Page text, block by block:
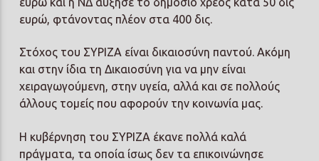
ευρώ, φτάνοντας πλέον στα 400 δις.
Στόχος του ΣΥΡΙΖΑ είναι δικαιοσύνη παντού. Ακόμη
και στην ίδια τη Δικαιοσύνη για να μην είναι
χειραγωγούμενη, στην υγεία, αλλά και σε πολλούς
άλλους τομείς που αφορούν την κοινωνία μας.
Η κυβέρνηση του ΣΥΡΙΖΑ έκανε πολλά καλά
πράγματα, τα οποία ίσως δεν τα επικοινώνησε